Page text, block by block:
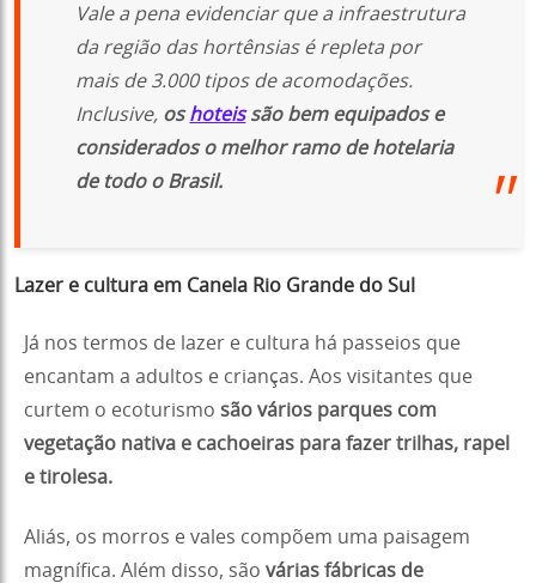
Vale a pena evidenciar que a infraestrutura
da região das hortênsias é repleta por
mais de 3.000 tipos de acomodações.
Inclusive, oshoteissão bem equipados e
considerados o melhor ramo de hotelaria
de todo o Brasil.
Lazer e cultura em Canela Rio Grande do Sul
Já nos termos de lazer e cultura há passeios que
encantam a adultos e crianças. Aos visitantes que
curtem o ecoturismo são vários parques com
vegetação nativa e cachoeiras para fazer trilhas, rapel
e tirolesa.
Aliás, os morros e vales compõem uma paisagem
magnífica. Além disso, são várias fábricas de